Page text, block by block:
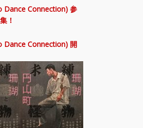
Dance Connection) 参
！
Dance Connection) 開